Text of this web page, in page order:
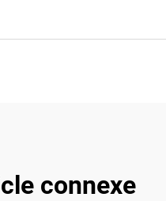
connexe